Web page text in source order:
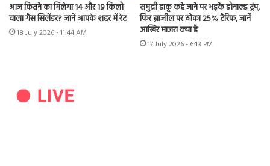
आज कितने का मिलेगा 14 और 19 किलो
वाला गैस सिलेंडर? जानें आपके शहर में रेट
18 July 2026 - 11:44 AM
समुद्री डाकू कहे जाने पर भड़के डोनाल्ड ट्रंप,
फिर ब्राजील पर ठोका 25% टैरिफ, जानें
आखिर माजरा क्या है
17 July 2026 - 6:13 PM